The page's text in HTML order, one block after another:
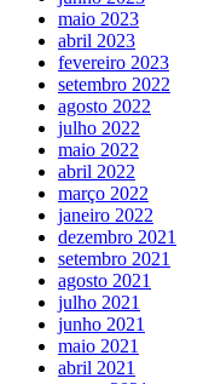
maio 2023
abril 2023
fevereiro 2023
setembro 2022
agosto 2022
julho 2022
maio 2022
abril 2022
março 2022
janeiro 2022
dezembro 2021
setembro 2021
agosto 2021
julho 2021
junho 2021
maio 2021
abril 2021